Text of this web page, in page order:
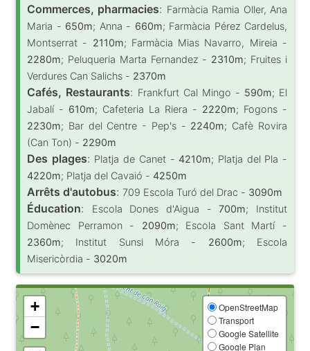
Commerces, pharmacies: Farmàcia Ramia Oller, Ana
Maria - 650m; Anna - 660m; Farmàcia Pérez Cardelus,
Montserrat - 2110m; Farmàcia Mias Navarro, Mireia -
2280m; Peluqueria Marta Fernandez - 2310m; Fruites i
Verdures Can Salichs - 2370m
Cafés, Restaurants: Frankfurt Cal Mingo - 590m; El
Jabalí - 610m; Cafeteria La Riera - 2220m; Fogons -
2230m; Bar del Centre - Pep's - 2240m; Cafè Rovira
(Can Ton) - 2290m
Des plages: Platja de Canet -4210m; Platja del Pla -
4220m; Platja del Cavaió - 4250m
Arrêts d'autobus: 709 Escola Turó del Drac - 3090m
Éducation: Escola Dones d'Aigua -700m; Institut
Domènec Perramon - 2090m; Escola Sant Martí -
2360m; Institut Sunsi Móra - 2600m; Escola
Misericòrdia - 3020m
+
−
OpenStreetMap
Transport
Google Satellite
Google Plan